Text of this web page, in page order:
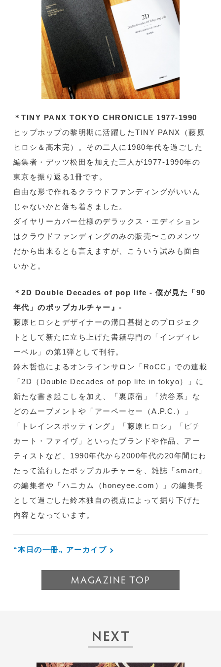
＊TINY PANX TOKYO CHRONICLE 1977-1990
ヒップホップの黎明期に活躍したTINY PANX（藤原
ヒロシ＆高木完）。その二人に1980年代を過ごした
編集者・デッツ松田を加えた三人が1977-1990年の
東京を振り返る1冊です。
自由な形で作れるクラウドファンディングがいいん
じゃないかと落ち着きました。
ダイヤリーカバー仕様のデラックス・エディション
はクラウドファンディングのみの販売〜このメンツ
だから出来るとも言えますが、こういう試みも面白
いかと。
＊2D Double Decades of pop life - 僕が見た「90
年代」のポップカルチャー』-
藤原ヒロシとデザイナーの溝口基樹とのプロジェク
トとして新たに立ち上げた書籍専門の「インディレ
ーベル」の第1弾として刊行。
鈴木哲也によるオンラインサロン「RoCC」での連載
「2D（Double Decades of pop life in tokyo）」に
新たな書き起こしを加え、「裏原宿」「渋谷系」な
どのムーブメントや「アーペーセー（A.P.C.）」
「トレインスポッティング」「藤原ヒロシ」「ピチ
カート・ファイヴ」といったブランドや作品、アー
ティストなど、1990年代から2000年代の20年間にわ
たって流行したポップカルチャーを、雑誌「smart」
の編集者や「ハニカム（honeyee.com）」の編集長
として過ごした鈴木独自の視点によって掘り下げた
内容となっています。
“本日の一冊„ アーカイブ
MAGAZINE TOP
NEXT